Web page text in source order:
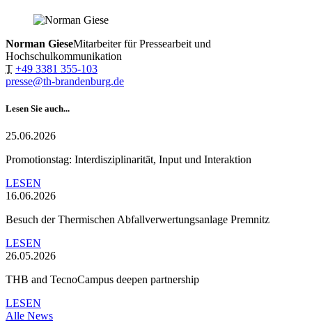
Norman GieseMitarbeiter für Pressearbeit und
Hochschulkommunikation
T +49 3381 355-103
presse@th-brandenburg.de
Lesen Sie auch...
25.06.2026
Promotionstag: Interdisziplinarität, Input und Interaktion
LESEN
16.06.2026
Besuch der Thermischen Abfallverwertungsanlage Premnitz
LESEN
26.05.2026
THB and TecnoCampus deepen partnership
LESEN
Alle News